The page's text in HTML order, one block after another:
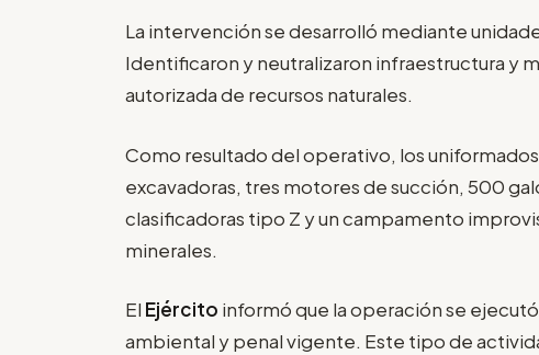
La intervención se desarrolló mediante
Identificaron y neutralizaron infraestructura y
autorizada de recursos naturales.
Como resultado del operativo, los
excavadoras, tres motores de succión, 500
clasificadoras tipo Z y un campamento
minerales.
El Ejército informó que la operación se
ambiental y penal vigente. Este tipo de